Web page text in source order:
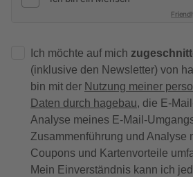
Ich möchte auf mich
(inklusive den Newsletter) von
bin mit der Nutzung meiner
Daten durch hagebau, die E-
Analyse meines E-Mail-
Zusammenführung und Analyse
Coupons und Kartenvorteile
Mein Einverständnis kann ich